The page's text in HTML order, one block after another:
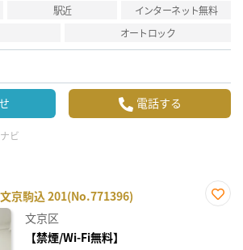
駅近
インターネット無料
オートロック
電話する
ビ
京駒込 201(No.771396)
文京区
【禁煙/Wi-Fi無料】